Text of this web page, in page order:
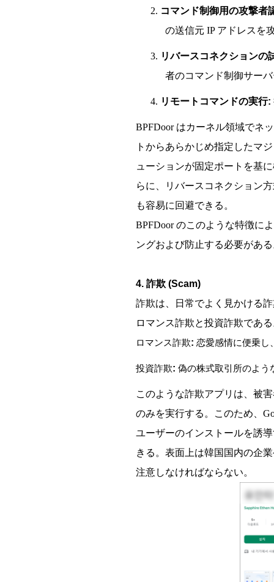
2. コマンド制御用の攻撃者
の送信元 IP アドレスを
3. リバースコネクションの
者のコマンド制御サー
4. リモートコマンドの実行:
BPFDoor はカーネル領域でネ
トからあらかじめ指定したマ
ューションが固定ポートを基
らに、リバースコネクション
も容易に回避できる。
BPFDoor のこのような特徴に
ングおよび防止する必要があ
4. 詐欺 (Scam)
詐欺は、日常でよく見かける
ロマンス詐欺と投資詐欺であ
ロマンス詐欺: 恋愛感情に便乗し
投資詐欺: 偽の株式取引所のよう
このような詐欺アプリは、被
のみを実行する。このため、
ユーザーのインストールを誘
きる。表面上は韓国国内の企
注意しなければならない。